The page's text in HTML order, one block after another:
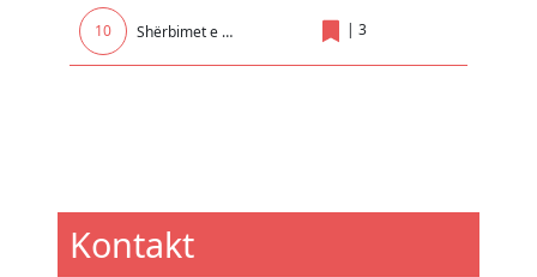
10 Shërbimet e transportit të automjeteve, pajisjeve, mallrave dhe makinerisë së sekuestruar dhe të Konfiskua | 3
Kontakt